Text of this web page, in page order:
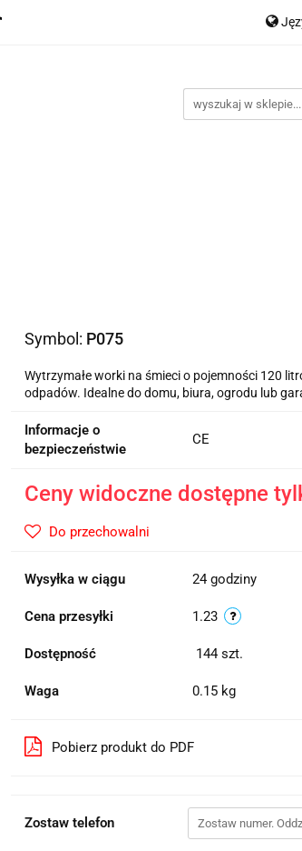
Symbol: P075
Wytrzymałe worki na śmieci o pojemności 120
odpadów. Idealne do domu, biura, ogrodu lub
Informacje o
bezpieczeństwie
CE
Ceny widoczne dostępne
Do przechowalni
Wysyłka w ciągu 24 godziny
Cena przesyłki 1.23
Dostępność 144 szt.
Waga 0.15 kg
Pobierz produkt do PDF
Zostaw telefon